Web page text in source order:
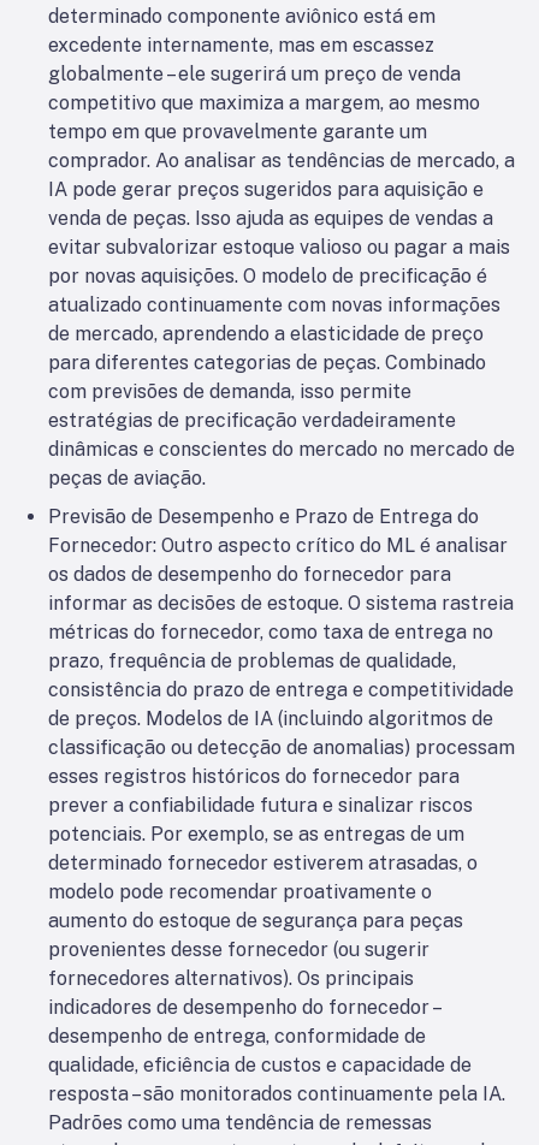
determinado componente aviônico está em
excedente internamente, mas em escassez
globalmente – ele sugerirá um preço de venda
competitivo que maximiza a margem, ao mesmo
tempo em que provavelmente garante um
comprador. Ao analisar as tendências de mercado, a
IA pode gerar preços sugeridos para aquisição e
venda de peças. Isso ajuda as equipes de vendas a
evitar subvalorizar estoque valioso ou pagar a mais
por novas aquisições. O modelo de precificação é
atualizado continuamente com novas informações
de mercado, aprendendo a elasticidade de preço
para diferentes categorias de peças. Combinado
com previsões de demanda, isso permite
estratégias de precificação verdadeiramente
dinâmicas e conscientes do mercado no mercado de
peças de aviação.
Previsão de Desempenho e Prazo de Entrega do
Fornecedor: Outro aspecto crítico do ML é analisar
os dados de desempenho do fornecedor para
informar as decisões de estoque. O sistema rastreia
métricas do fornecedor, como taxa de entrega no
prazo, frequência de problemas de qualidade,
consistência do prazo de entrega e competitividade
de preços. Modelos de IA (incluindo algoritmos de
classificação ou detecção de anomalias) processam
esses registros históricos do fornecedor para
prever a confiabilidade futura e sinalizar riscos
potenciais. Por exemplo, se as entregas de um
determinado fornecedor estiverem atrasadas, o
modelo pode recomendar proativamente o
aumento do estoque de segurança para peças
provenientes desse fornecedor (ou sugerir
fornecedores alternativos). Os principais
indicadores de desempenho do fornecedor –
desempenho de entrega, conformidade de
qualidade, eficiência de custos e capacidade de
resposta – são monitorados continuamente pela IA.
Padrões como uma tendência de remessas